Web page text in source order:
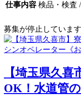
仕事内容 検品・検査
募集が停止しています
【埼玉県久
OK！水道管